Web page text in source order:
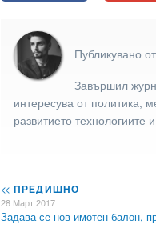
Публикувано от
Завършил
интересува от политика,
развитието технологиите
<< ПРЕДИШНО
28 Март 2017
Задава се нов имотен балон,